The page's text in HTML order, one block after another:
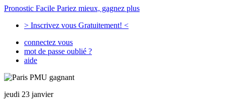
Pronostic Facile Pariez mieux, gagnez plus
> Inscrivez vous Gratuitement! <
connectez vous
mot de passe oublié ?
aide
jeudi 23 janvier